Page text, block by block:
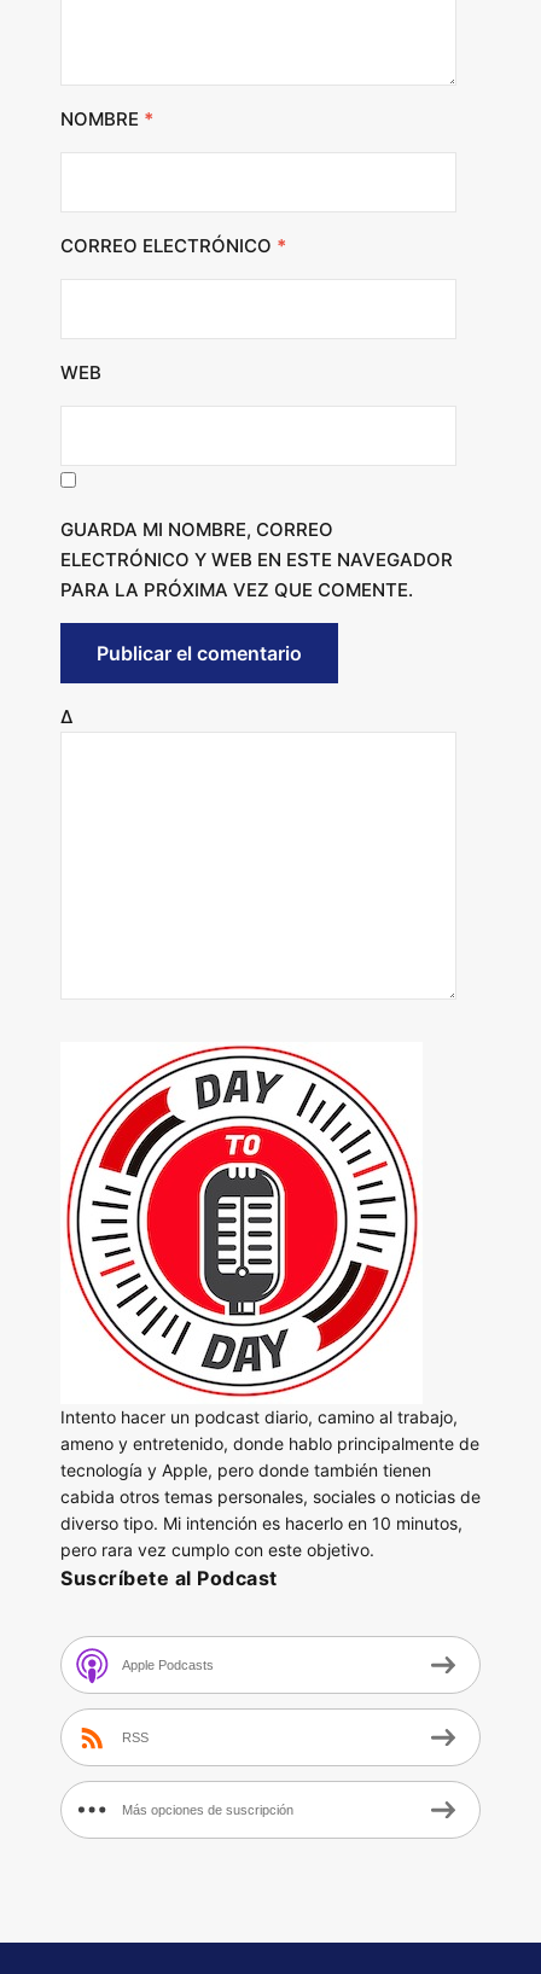
NOMBRE *
CORREO ELECTRÓNICO *
WEB
GUARDA MI NOMBRE, CORREO
ELECTRÓNICO Y WEB EN ESTE NAVEGADOR
PARA LA PRÓXIMA VEZ QUE COMENTE.
Δ
Intento hacer un podcast diario, camino al trabajo,
ameno y entretenido, donde hablo principalmente de
tecnología y Apple, pero donde también tienen
cabida otros temas personales, sociales o noticias de
diverso tipo. Mi intención es hacerlo en 10 minutos,
pero rara vez cumplo con este objetivo.
Suscríbete al Podcast
Apple Podcasts
RSS
Más opciones de suscripción